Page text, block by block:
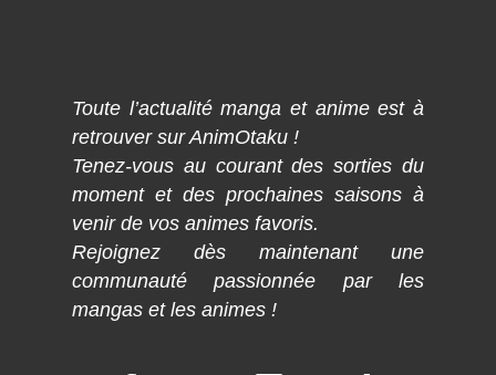
Toute l’actualité manga et anime est à
retrouver sur AnimOtaku !
Tenez-vous au courant des sorties du
moment et des prochaines saisons à
venir de vos animes favoris.
Rejoignez dès maintenant une
communauté passionnée par les
mangas et les animes !